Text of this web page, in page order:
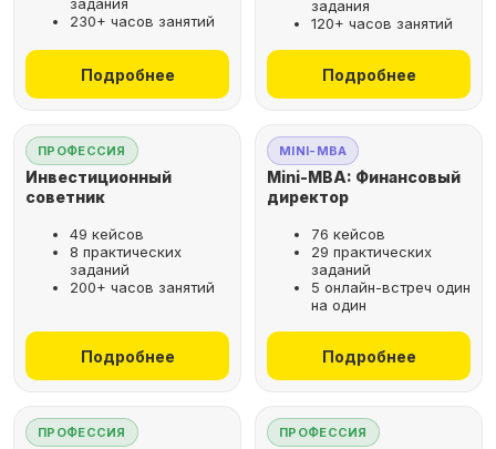
230+ часов занятий
Подробнее
задания
120+ часов занятий
Подробнее
ПРОФЕССИЯ
Инвестиционный
советник
49 кейсов
8 практических
заданий
200+ часов занятий
Подробнее
MINI-MBA
Mini-MBA: Финансовый
директор
76 кейсов
29 практических
заданий
5 онлайн-встреч один
на один
Подробнее
ПРОФЕССИЯ ПРОФЕССИЯ